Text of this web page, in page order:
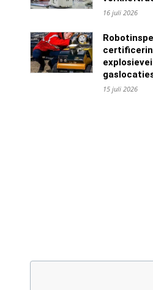
16 juli 2026
15 juli 2026